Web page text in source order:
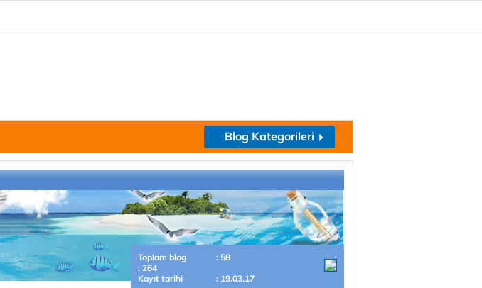
Blog Kategorileri
Toplam blog
: 58
: 264
Kayıt tarihi
: 19.03.17